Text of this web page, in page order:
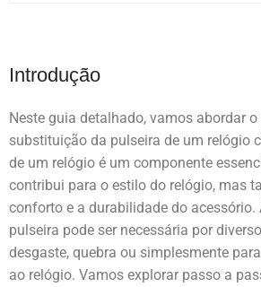
Introdução
Neste guia detalhado, vamos abordar
substituição da pulseira de um relógio
de um relógio é um componente
contribui para o estilo do relógio, mas
conforto e a durabilidade do acessório.
pulseira pode ser necessária por
desgaste, quebra ou simplesmente
ao relógio. Vamos explorar passo a